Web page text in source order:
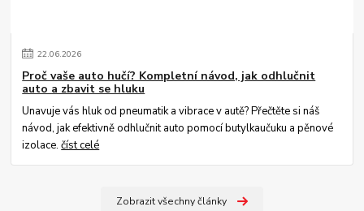
22.06.2026
Proč vaše auto hučí? Kompletní návod, jak odhlučnit
auto a zbavit se hluku
Unavuje vás hluk od pneumatik a vibrace v autě? Přečtěte si náš
návod, jak efektivně odhlučnit auto pomocí butylkaučuku a pěnové
izolace.číst celé
Zobrazit všechny články